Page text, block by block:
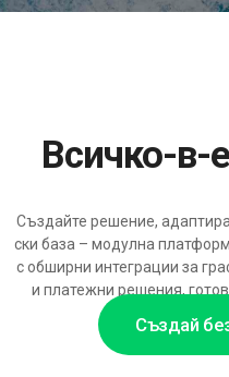
Създай
Всичко-
Създайте решение,
ски база – модулна
с обширни интеграции за
и платежни решения,